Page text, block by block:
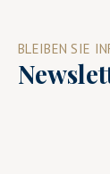
BLEIBEN SIE